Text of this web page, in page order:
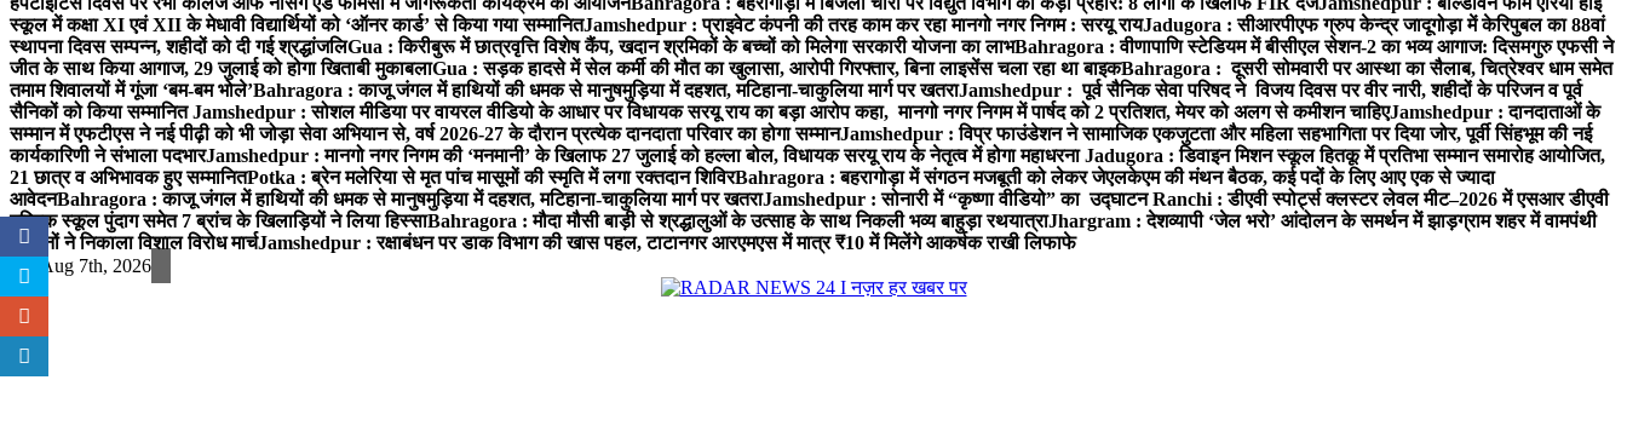
स्कूल में कक्षा XI एवं XII के मेधावी विद्यार्थियों को ‘ऑनर कार्ड’ से किया गया सम्मानितJamshedpur : प्राइवेट कंपनी की तरह काम कर रहा मानगो नगर निगम : सरयू रायJadugora : सीआरपीएफ ग्रुप केन्द्र जादूगोड़ा में केरिपुबल का 88वां
स्थापना दिवस सम्पन्न, शहीदों को दी गई श्रद्धांजलिGua : किरीबुरू में छात्रवृत्ति विशेष कैंप, खदान श्रमिकों के बच्चों को मिलेगा सरकारी योजना का लाभBahragora : वीणापाणि स्टेडियम में बीसीएल सेशन-2 का भव्य आगाज: दिसमगुरु एफसी ने
जीत के साथ किया आगाज, 29 जुलाई को होगा खिताबी मुकाबलाGua : सड़क हादसे में सेल कर्मी की मौत का खुलासा, आरोपी गिरफ्तार, बिना लाइसेंस चला रहा था बाइकBahragora : दूसरी सोमवारी पर आस्था का सैलाब, चित्रेश्वर धाम समेत
तमाम शिवालयों में गूंजा ‘बम-बम भोले’Bahragora : काजू जंगल में हाथियों की धमक से मानुषमुड़िया में दहशत, मटिहाना-चाकुलिया मार्ग पर खतराJamshedpur : पूर्व सैनिक सेवा परिषद ने विजय दिवस पर वीर नारी, शहीदों के परिजन व पूर्व
सैनिकों को किया सम्मानितJamshedpur : सोशल मीडिया पर वायरल वीडियो के आधार पर विधायक सरयू राय का बड़ा आरोप कहा, मानगो नगर निगम में पार्षद को 2 प्रतिशत, मेयर को अलग से कमीशन चाहिएJamshedpur : दानदाताओं के
सम्मान में एफटीएस ने नई पीढ़ी को भी जोड़ा सेवा अभियान से, वर्ष 2026-27 के दौरान प्रत्येक दानदाता परिवार का होगा सम्मानJamshedpur : विप्र फाउंडेशन ने सामाजिक एकजुटता और महिला सहभागिता पर दिया जोर, पूर्वी सिंहभूम की नई
कार्यकारिणी ने संभाला पदभारJamshedpur : मानगो नगर निगम की ‘मनमानी’ के खिलाफ 27 जुलाई को हल्ला बोल, विधायक सरयू राय के नेतृत्व में होगा महाधरनाJadugora : डिवाइन मिशन स्कूल हितकू में प्रतिभा सम्मान समारोह आयोजित,
21 छात्र व अभिभावक हुए सम्मानितPotka : ब्रेन मलेरिया से मृत पांच मासूमों की स्मृति में लगा रक्तदान शिविरBahragora : बहरागोड़ा में संगठन मजबूती को लेकर जेएलकेएम की मंथन बैठक, कई पदों के लिए आए एक से ज्यादा
आवेदनBahragora : काजू जंगल में हाथियों की धमक से मानुषमुड़िया में दहशत, मटिहाना-चाकुलिया मार्ग पर खतराJamshedpur : सोनारी में “कृष्णा वीडियो” का उद्घाटनRanchi : डीएवी स्पोर्ट्स क्लस्टर लेवल मीट–2026 में एसआर डीएवी
पब्लिक स्कूल पुंदाग समेत 7 ब्रांच के खिलाड़ियों ने लिया हिस्साBahragora : मौदा मौसी बाड़ी से श्रद्धालुओं के उत्साह के साथ निकली भव्य बाहुड़ा रथयात्राJhargram : देशव्यापी ‘जेल भरो’ आंदोलन के समर्थन में झाड़ग्राम शहर में वामपंथी
संगठनों ने निकाला विशाल विरोध मार्चJamshedpur : रक्षाबंधन पर डाक विभाग की खास पहल, टाटानगर आरएमएस में मात्र ₹10 में मिलेंगे आकर्षक राखी लिफाफे
Fri. Aug 7th, 2026
नज़र हर खबर पर